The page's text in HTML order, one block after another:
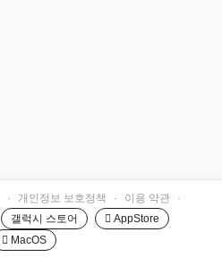
· 개인정보 보호정책 · 이용 약관
·
갤럭시 스토어
 AppStore
 MacOS